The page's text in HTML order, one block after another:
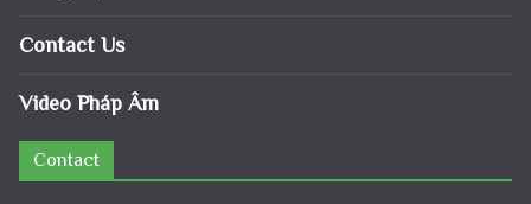
Contact Us
Video Pháp Âm
Contact